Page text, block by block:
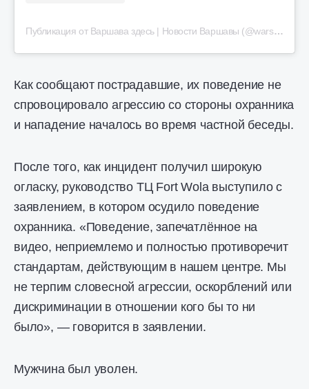
Публикация от Варшава здесь | Новости Варшавы (@warsaw.here24)
Как сообщают пострадавшие, их поведение не
спровоцировало агрессию со стороны охранника
и нападение началось во время частной беседы.
После того, как инцидент получил широкую
огласку, руководство ТЦ Fort Wola выступило с
заявлением, в котором осудило поведение
охранника. «Поведение, запечатлённое на
видео, неприемлемо и полностью противоречит
стандартам, действующим в нашем центре. Мы
не терпим словесной агрессии, оскорблений или
дискриминации в отношении кого бы то ни
было», — говорится в заявлении.
Мужчина был уволен.